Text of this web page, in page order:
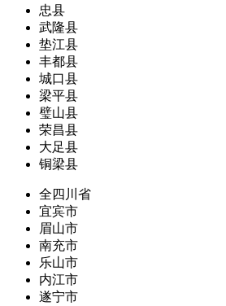
忠县
武隆县
垫江县
丰都县
城口县
梁平县
璧山县
荣昌县
大足县
铜梁县
全四川省
宜宾市
眉山市
南充市
乐山市
内江市
遂宁市